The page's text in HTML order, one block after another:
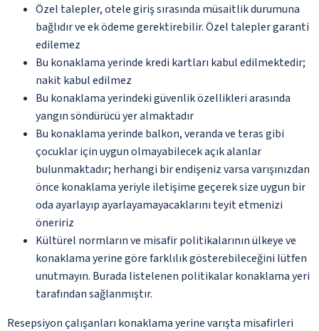
Özel talepler, otele giriş sırasında müsaitlik durumuna
bağlıdır ve ek ödeme gerektirebilir. Özel talepler garanti
edilemez
Bu konaklama yerinde kredi kartları kabul edilmektedir;
nakit kabul edilmez
Bu konaklama yerindeki güvenlik özellikleri arasında
yangın söndürücü yer almaktadır
Bu konaklama yerinde balkon, veranda ve teras gibi
çocuklar için uygun olmayabilecek açık alanlar
bulunmaktadır; herhangi bir endişeniz varsa varışınızdan
önce konaklama yeriyle iletişime geçerek size uygun bir
oda ayarlayıp ayarlayamayacaklarını teyit etmenizi
öneririz
Kültürel normların ve misafir politikalarının ülkeye ve
konaklama yerine göre farklılık gösterebileceğini lütfen
unutmayın. Burada listelenen politikalar konaklama yeri
tarafından sağlanmıştır.
Resepsiyon çalışanları konaklama yerine varışta misafirleri